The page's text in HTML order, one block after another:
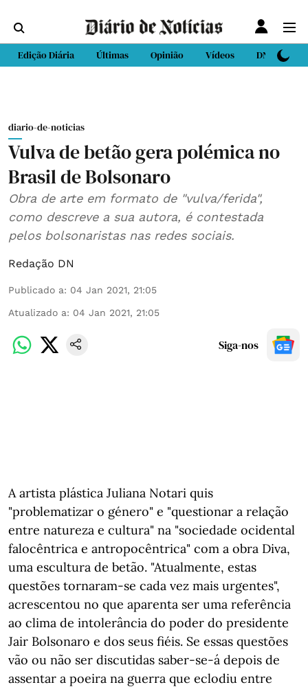
Edição Diária Últimas Opinião Vídeos DN Sport
diario-de-noticias
Vulva de betão gera polémica no
Brasil de Bolsonaro
Obra de arte em formato de "vulva/ferida",
como descreve a sua autora, é contestada
pelos bolsonaristas nas redes sociais.
Redação DN
Publicado a: 04 Jan 2021, 21:05
Atualizado a: 04 Jan 2021, 21:05
Siga-nos
A artista plástica Juliana Notari quis
"problematizar o género" e "questionar a relação
entre natureza e cultura" na "sociedade ocidental
falocêntrica e antropocêntrica" com a obra Diva,
uma escultura de betão. "Atualmente, estas
questões tornaram-se cada vez mais urgentes",
acrescentou no que aparenta ser uma referência
ao clima de intolerância do poder do presidente
Jair Bolsonaro e dos seus fiéis. Se essas questões
vão ou não ser discutidas saber-se-á depois de
assentar a poeira na guerra que eclodiu entre